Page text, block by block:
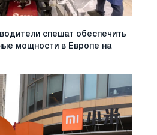
спешат обеспечить
мощности в Европе на